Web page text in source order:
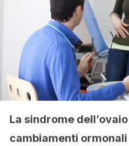
La sindrome
cambiamenti ormonali